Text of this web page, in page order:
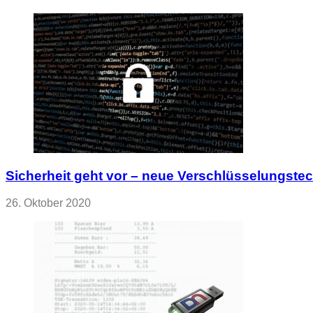
Sicherheit geht vor – neue
26. Oktober 2020